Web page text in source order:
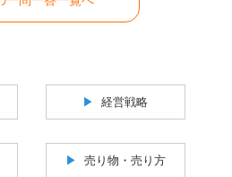
経営戦略
売り物・売り方